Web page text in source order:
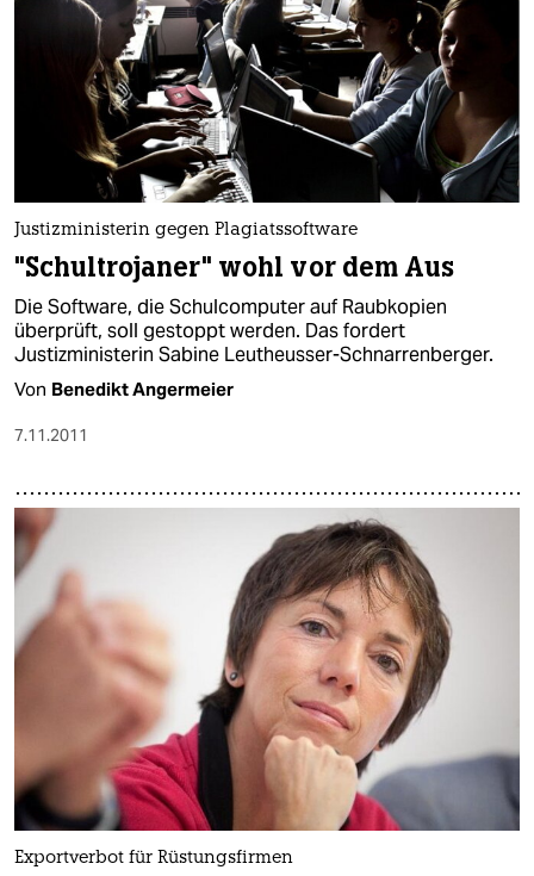
Justizministerin gegen Plagiatssoftware
"Schultrojaner" wohl vor dem Aus
Die Software, die Schulcomputer auf Raubkopien
überprüft, soll gestoppt werden. Das fordert
Justizministerin Sabine Leutheusser-Schnarrenberger.
Von Benedikt Angermeier
7.11.2011
Exportverbot für Rüstungsfirmen